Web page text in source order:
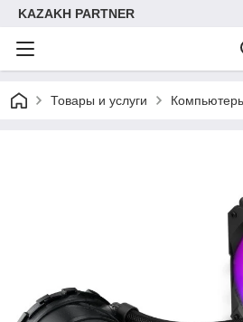
KAZAKH PARTNER
Товары и услуги